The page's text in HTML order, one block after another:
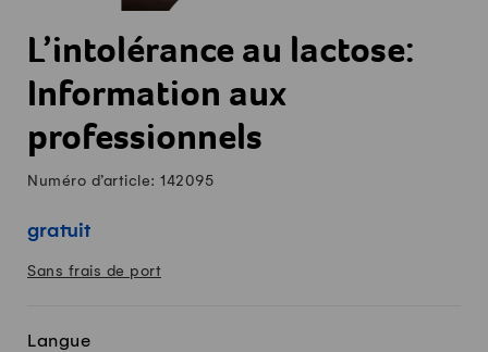
L’intolérance au lactose:
Information aux
professionnels
Numéro d’article: 142095
gratuit
Sans frais de port
Langue